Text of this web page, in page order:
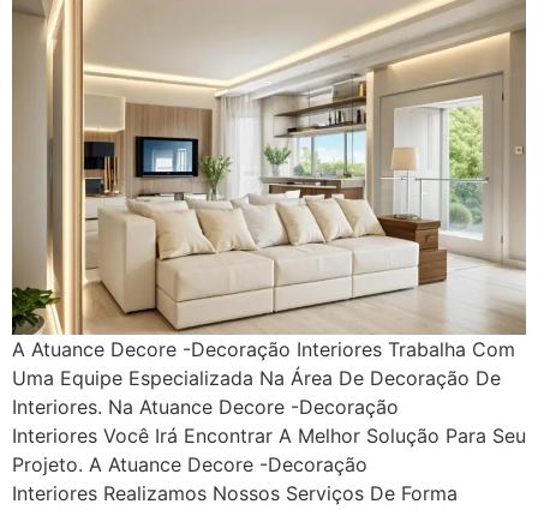
A Atuance Decore -Decoração Interiores Trabalha Com
Uma Equipe Especializada Na Área De Decoração De
Interiores. Na Atuance Decore -Decoração
Interiores Você Irá Encontrar A Melhor Solução Para Seu
Projeto. A Atuance Decore -Decoração
Interiores Realizamos Nossos Serviços De Forma